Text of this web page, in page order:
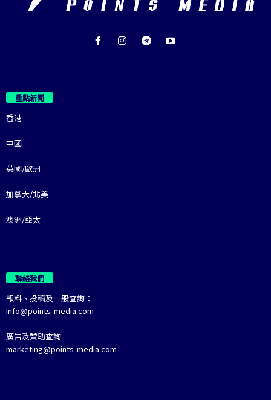
重點新聞
香港
中國
英國/歐洲
加拿大/北美
澳洲/亞太
聯絡我們
報料、投稿及一般查詢：
Info@points-media.com
廣告及贊助查詢:
marketing@points-media.com